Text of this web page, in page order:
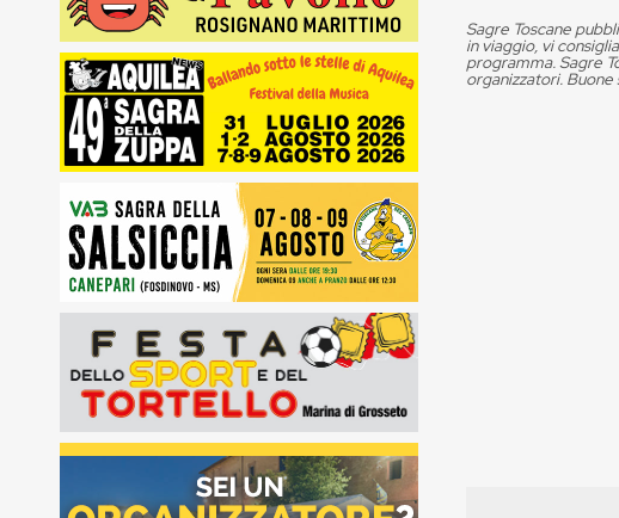
Sagre Toscane
in viaggio, vi
programma. Sagre
organizzatori. Buone